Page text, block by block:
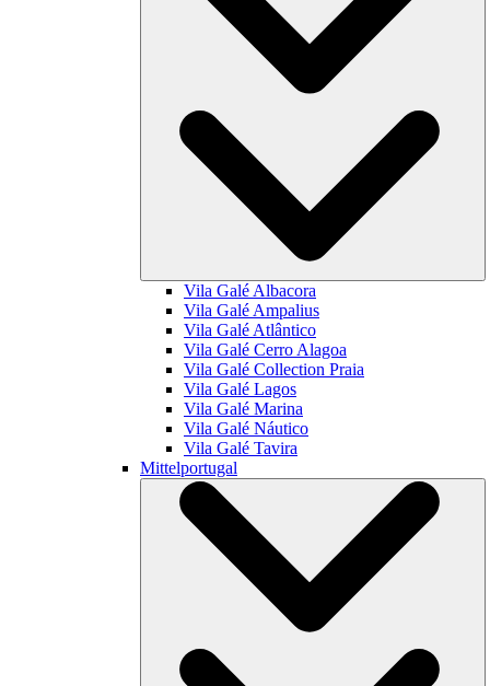
Vila Galé Albacora
Vila Galé Ampalius
Vila Galé Atlântico
Vila Galé Cerro Alagoa
Vila Galé Collection Praia
Vila Galé Lagos
Vila Galé Marina
Vila Galé Náutico
Vila Galé Tavira
Mittelportugal